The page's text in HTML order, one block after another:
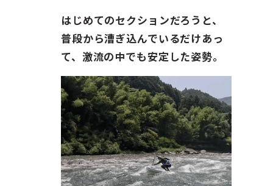
はじめてのセクションだろうと、
普段から漕ぎ込んでいるだけあっ
て、激流の中でも安定した姿勢。